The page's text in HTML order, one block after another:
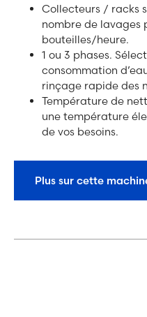
Collecteurs / racks
nombre de lavages
bouteilles/heure.
1 ou 3 phases.
consommation
rinçage rapide des
Température de
une température
de vos besoins.
Plus sur cette